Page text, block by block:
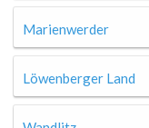
Marienwerder
Löwenberger Land